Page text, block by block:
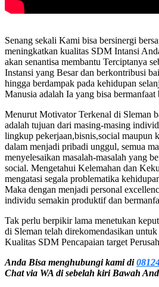
Senang sekali Kami bisa bersinergi
meningkatkan kualitas SDM Intansi
akan senantisa membantu Terciptanya
Instansi yang Besar dan berkontribusi
hingga berdampak pada kehidupan
Manusia adalah Ia yang bisa bermanfaat
Menurut Motivator Terkenal di Sleman
adalah tujuan dari masing-masing
lingkup pekerjaan,bisnis,social maupun
dalam menjadi pribadi unggul, semua
menyelesaikan masalah-masalah yang
social. Mengetahui Kelemahan dan
mengatasi segala problematika
Maka dengan menjadi personal
individu semakin produktif dan
Tak perlu berpikir lama menetukan
di Sleman telah direkomendasikan
Kualitas SDM Pencapaian target
Anda Bisa menghubungi kami di
Chat via WA di sebelah kiri Bawah